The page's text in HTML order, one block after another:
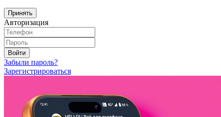
Принять
Авторизация
Войти
Забыли пароль?
Зарегистрироваться